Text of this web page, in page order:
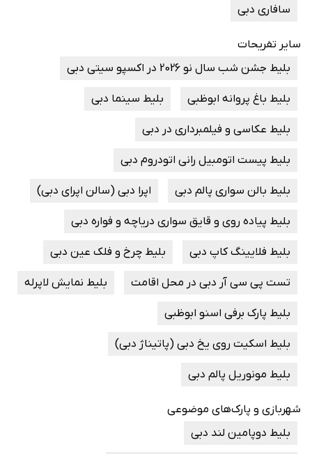
سافاری دبی
سایر تفریحات
بلیط جشن شب سال نو 2026 در اکسپو سیتی دبی
بلیط باغ پروانه ابوظبی بلیط سینما دبی
بلیط عکاسی و فیلمبرداری در دبی
بلیط پیست اتومبیل رانی اتودروم دبی
بلیط بالن سواری پالم دبی اپرا دبی (سالن اپرای دبی)
بلیط پیاده روی و قایق سواری دریاچه و فواره دبی
بلیط فلایینگ کاپ دبی بلیط چرخ و فلک عین دبی
تست پی سی آر دبی در محل اقامت بلیط نمایش لاپرله
بلیط پارک برفی اسنو ابوظبی
بلیط اسکیت روی یخ دبی (پاتیناژ دبی)
بلیط مونوریل پالم دبی
شهربازی و پارک‌های موضوعی
بلیط دوپامین لند دبی